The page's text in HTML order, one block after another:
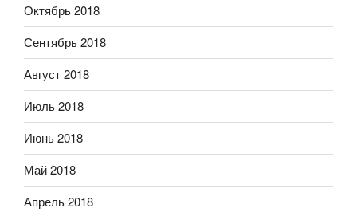
Октябрь 2018
Сентябрь 2018
Август 2018
Июль 2018
Июнь 2018
Май 2018
Апрель 2018